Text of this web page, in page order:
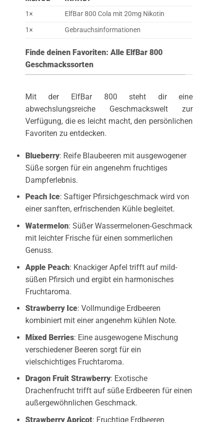
1×
ElfBar 800 Cola mit 20mg Nikotin
1×
Gebrauchsinformationen
Finde deinen Favoriten: Alle ElfBar 800
Geschmackssorten
Mit der ElfBar 800 steht dir eine
abwechslungsreiche Geschmackswelt zur
Verfügung, die es leicht macht, den persönlichen
Favoriten zu entdecken.
Blueberry: Reife Blaubeeren mit ausgewogener
Süße sorgen für ein angenehm fruchtiges
Dampferlebnis.
Peach Ice: Saftiger Pfirsichgeschmack wird von
einer sanften, erfrischenden Kühle begleitet.
Watermelon: Süßer Wassermelonen-Geschmack
mit leichter Frische für einen sommerlichen
Genuss.
Apple Peach: Knackiger Apfel trifft auf mild-
süßen Pfirsich und ergibt ein harmonisches
Fruchtaroma.
Strawberry Ice: Vollmundige Erdbeeren
kombiniert mit einer angenehm kühlen Note.
Mixed Berries: Eine ausgewogene Mischung
verschiedener Beeren sorgt für ein
vielschichtiges Fruchtaroma.
Dragon Fruit Strawberry: Exotische
Drachenfrucht trifft auf süße Erdbeeren für einen
außergewöhnlichen Geschmack.
Strawberry Apricot: Fruchtige Erdbeeren